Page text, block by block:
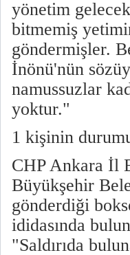
yönetim
bitmemiş
göndermişler.
İnönü'nün
namussuzlar
yoktur."
1 kişinin
CHP Ankara İl
Büyükşehir
gönderdiği
ididasında
"Saldırıda